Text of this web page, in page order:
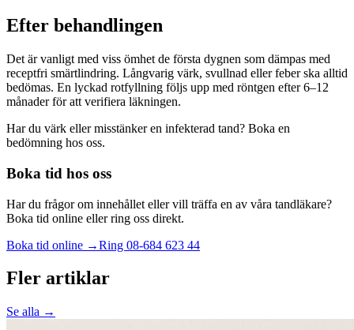
Efter behandlingen
Det är vanligt med viss ömhet de första dygnen som dämpas med
receptfri smärtlindring. Långvarig värk, svullnad eller feber ska alltid
bedömas. En lyckad rotfyllning följs upp med röntgen efter 6–12
månader för att verifiera läkningen.
Har du värk eller misstänker en infekterad tand? Boka en
bedömning hos oss.
Boka tid hos oss
Har du frågor om innehållet eller vill träffa en av våra tandläkare?
Boka tid online eller ring oss direkt.
Boka tid online →Ring 08-684 623 44
Fler artiklar
Se alla →